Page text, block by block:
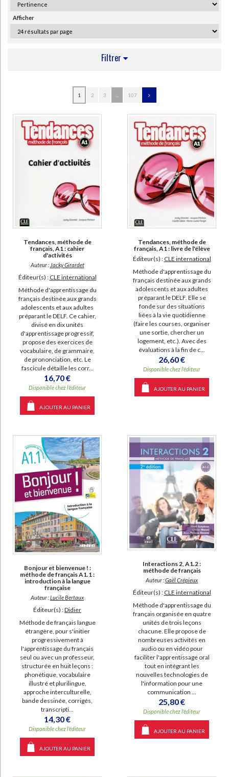
Classiques scolaires
Ecologie - Environnement
Afficher
Filtrer
Collectif, . (155)
Moleskine (153)
Giusti, Conrado (56)
Denisot, Hugues (53)
Faucard-Martinez, Brigitte (46)
COLLECTIF (40)
Himber, Céline (38)
SUPPORT
livre (1618)
poche (125)
document-audio (21)
IAD (15)
musique (11)
coffret (8)
revue (4)
Essentiel et plus... : méthode de français (7)
Echo B1, méthode de français (4)
J'aime pour tous : livret d'inclusion : pédagogie différenciée par niveaux
20 ans de FLES, faits et gestes de la didactique du français langue
étrangère et seconde, de 1995 à 2015 (2)
Au boulot ! : niveau A1.1 à A2 (2)
Clémentine : méthode de français pour les petits (2)
Grammaire française : supérieur, formation continue (2)
DISPONIBILITÉ
disponible (2560)
epuise (1028)
manquant (41)
a-paraitre (23)
1 2 3 107
Tendances, méthode de
français, A1 : cahier
d'activités
Auteur : Jacky Girardet
Éditeur(s) : CLE international
Méthode d'apprentissage du
français destinée aux grands
adolescents et aux adultes
préparant le DELF. Ce cahier,
divisé en dix unités
d'apprentissage progressif,
propose des exercices de
vocabulaire, de grammaire,
de prononciation, etc. Le
fascicule détaille les corr...
16,70 €
Disponible chez l'éditeur
AJOUTER AU PANIER
Tendances, méthode de
français, A1 : livre de l'élève
Éditeur(s) : CLE international
Méthode d'apprentissage du
français destinée aux grands
adolescents et aux adultes
préparant le DELF. Elle se
fonde sur des situations
liées à la vie quotidienne
(faire les courses, organiser
une sortie, chercher un
logement, etc.). Avec des
évaluations à la fin de c...
26,60 €
Disponible chez l'éditeur
AJOUTER AU PANIER
Bonjour et bienvenue ! :
méthode de français A1.1 :
introduction à la langue
française
Auteur :Lucile Bertaux
Éditeur(s) :Didier
Méthode de français langue
étrangère, pour s'initier
progressivement à
l'apprentissage du français
seul ou avec un professeur,
structurée en huit leçons :
phonétique, vocabulaire
illustré et plurilingue,
approche interculturelle,
bande dessinée, corrigés,
transcripti...
14,30 €
Disponible chez l'éditeur
AJOUTER AU PANIER
Interactions 2, A1.2 :
méthode de français
Auteur :Gaël Crépieux
Éditeur(s) : CLE international
Méthode d'apprentissage du
français organisée en quatre
unités de trois leçons
chacune. Elle propose de
nombreuses activités en
audio ou en vidéo pour
faciliter l'apprentissage oral
tout en intégrant les
nouvelles technologies de
l'information pour une
communication ...
25,80 €
Disponible chez l'éditeur
AJOUTER AU PANIER